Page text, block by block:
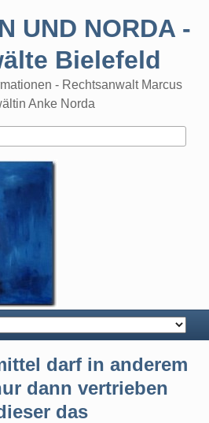
UND NORDA -
Bielefeld
- Rechtsanwalt Marcus
Anke Norda
darf in anderem
dann vertrieben
das